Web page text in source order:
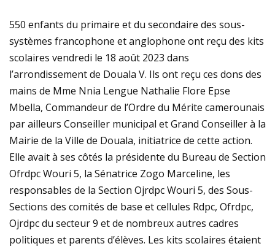
rencontre féminine exceptionnelle !
550 enfants du primaire et du secondaire des sous-
systèmes francophone et anglophone ont reçu des kits
scolaires vendredi le 18 août 2023 dans
l’arrondissement de Douala V. Ils ont reçu ces dons des
mains de Mme Nnia Lengue Nathalie Flore Epse
Mbella, Commandeur de l’Ordre du Mérite camerounais
par ailleurs Conseiller municipal et Grand Conseiller à la
Mairie de la Ville de Douala, initiatrice de cette action.
Elle avait à ses côtés la présidente du Bureau de Section
Ofrdpc Wouri 5, la Sénatrice Zogo Marceline, les
responsables de la Section Ojrdpc Wouri 5, des Sous-
Sections des comités de base et cellules Rdpc, Ofrdpc,
Ojrdpc du secteur 9 et de nombreux autres cadres
politiques et parents d’élèves. Les kits scolaires étaient